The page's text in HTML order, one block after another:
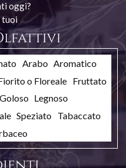
oggi?
tuoi
Arabo Aromatico
o Floreale Fruttato
Legnoso
Speziato Tabaccato